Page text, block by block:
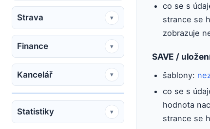
Strava ▾
Finance ▾
Kancelář ▾
Statistiky ▾
co se s
strance se
zobrazuje
SAVE /
šablony:
co se s
hodnota
strance se